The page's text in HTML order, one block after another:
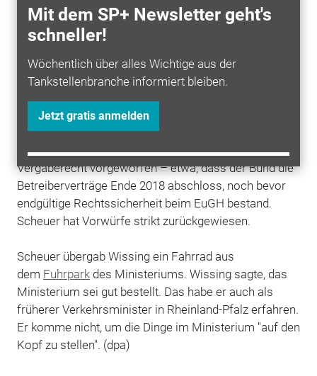
Mit dem SP+ Newsletter geht's
schneller!
Wöchentlich über alles Wichtige aus der
Tankstellenbranche informiert bleiben.
Jetzt gratis anmelden
Juni 2019 vom Europäischen Gerichtshof (EuGH
rechtswidrig gestoppt worden. Die vorgesehenen
Betreiber fordern 560 Millionen Euro
nachdem der Bund die Verträge nach
dem Urteil kündigte. Dazu läuft ein Schiedsverfahren.
zurück und sieht keinen Grund für Schadenersatz. Im
Untersuchungsausschuss hatte die Opposition
Scheuer schwere Verstöße gegen Haushalts- und
Vergaberecht vorgeworfen – etwa, dass der Bund die
Betreiberverträge Ende 2018 abschloss, noch bevor
endgültige Rechtssicherheit beim EuGH bestand.
Scheuer hat Vorwürfe strikt zurückgewiesen.
Scheuer übergab Wissing ein Fahrrad aus
dem Fuhrpark des Ministeriums. Wissing sagte, das
Ministerium sei gut bestellt. Das habe er auch als
früherer Verkehrsminister in Rheinland-Pfalz erfahren.
Er komme nicht, um die Dinge im Ministerium "auf den
Kopf zu stellen". (dpa)